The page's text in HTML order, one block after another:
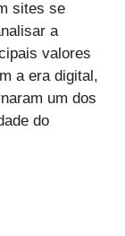
sites se
a
valores
a era digital,
um dos
do